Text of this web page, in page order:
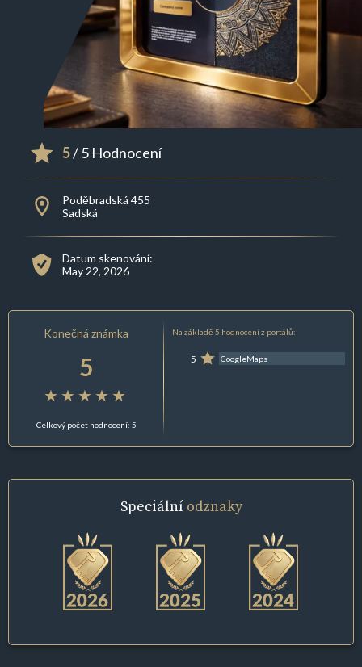
5/ 5 Hodnocení
Poděbradská 455
Sadská
Datum skenování:
May 22, 2026
Konečná známka
5
Celkový počet hodnocení: 5
Na základě 5 hodnocení z portálů:
5 GoogleMaps
Speciální odznaky